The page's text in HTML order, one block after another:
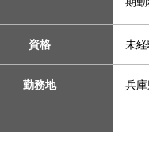
資格 未
勤務地 兵